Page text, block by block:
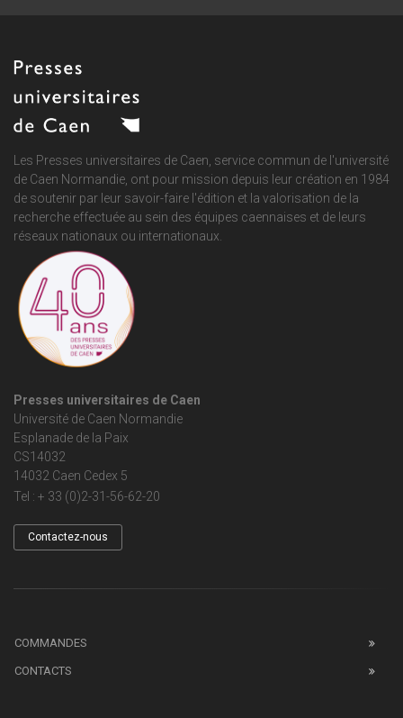
Les Presses universitaires de Caen, service commun de l'université
de Caen Normandie , ont pour mission depuis leur création en 1984
de soutenir par leur savoir-faire l'édition et la valorisation de la
recherche effectuée au sein des équipes caennaises et de leurs
réseaux nationaux ou internationaux.
Presses universitaires de Caen
Université de Caen Normandie
Esplanade de la Paix
CS14032
14032 Caen Cedex 5
Tel : + 33 (0)2-31-56-62-20
Contactez-nous
COMMANDES
CONTACTS